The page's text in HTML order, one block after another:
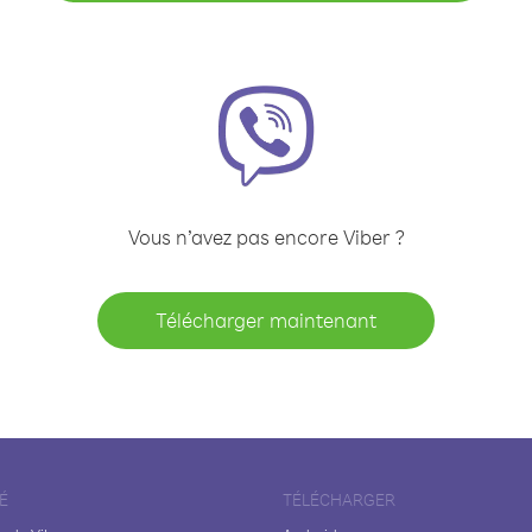
Vous n’avez pas encore Viber ?
Télécharger maintenant
TÉLÉCHARGER